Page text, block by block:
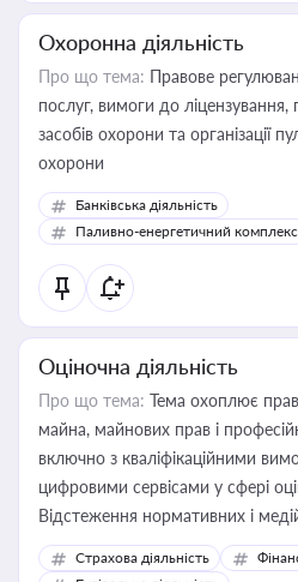
Охоронна діяльність
Про що тема: Правове
послуг, вимоги до ліцензування,
засобів охорони та організації
охорони
Банківська діяльність
Паливно-енергетичний комплекс
Оціночна діяльність
Про що тема: Тема охоплює
майна, майнових прав і
включно з кваліфікаційними
цифровими сервісами у сфері
Відстеження нормативних і
корисне для власника бізнесу,
бухгалтера під час
Страхова діяльність